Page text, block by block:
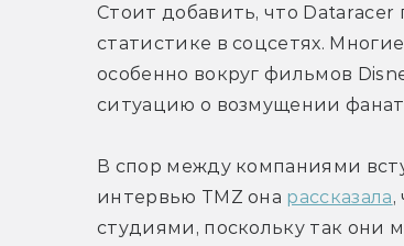
Стоит добавить, что
статистике в соцсетях.
особенно вокруг фильмов
ситуацию о возмущении
В спор между компаниями
интервью TMZ она рассказала,
студиями, поскольку так они